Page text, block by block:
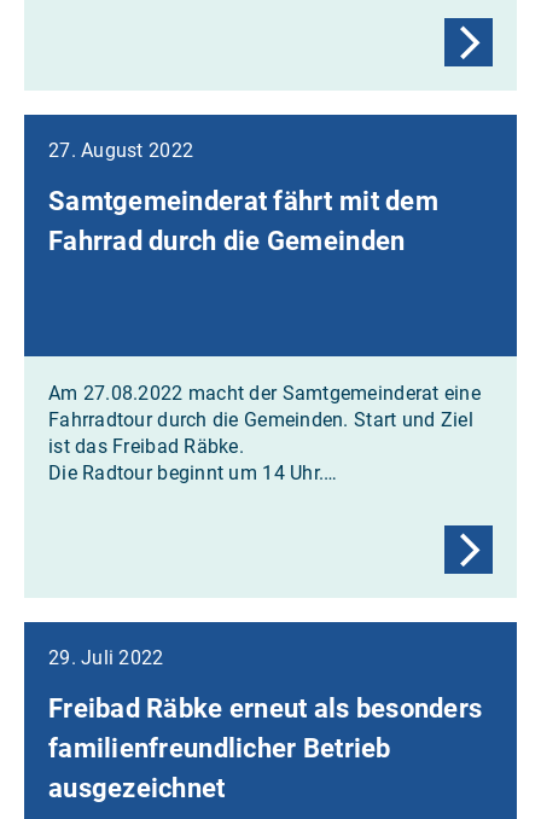
27. August 2022
Samtgemeinderat fährt mit dem
Fahrrad durch die Gemeinden
Am 27.08.2022 macht der Samtgemeinderat eine
Fahrradtour durch die Gemeinden. Start und Ziel
ist das Freibad Räbke.
Die Radtour beginnt um 14 Uhr.…
29. Juli 2022
Freibad Räbke erneut als besonders
familienfreundlicher Betrieb
ausgezeichnet